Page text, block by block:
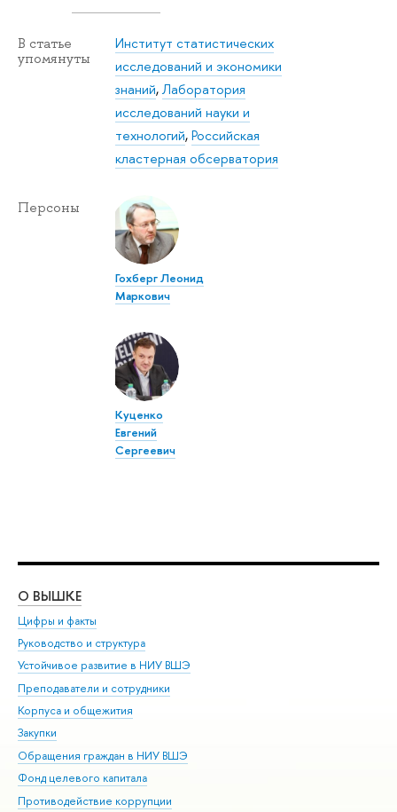
В статье
упомянуты
Институт статистических
исследований и экономики
знаний,Лаборатория
исследований науки и
технологий,Российская
кластерная обсерватория
Персоны
Гохберг Леонид
Маркович
Куценко
Евгений
Сергеевич
О ВЫШКЕ
Цифры и факты
Руководство и структура
Устойчивое развитие в НИУ ВШЭ
Преподаватели и сотрудники
Корпуса и общежития
Закупки
Обращения граждан в НИУ ВШЭ
Фонд целевого капитала
Противодействие коррупции